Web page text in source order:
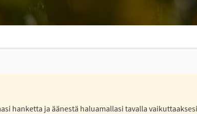
hanketta ja äänestä haluamallasi tavalla